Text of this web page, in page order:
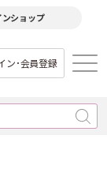
ショップ
ン･会員登録